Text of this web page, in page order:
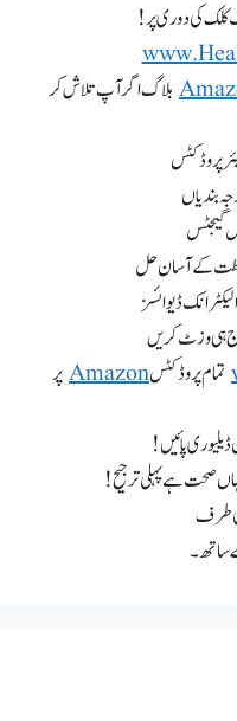
کی دوری پر!
بلاگ اگر آپ تلاش کر
پروڈکٹس
بندیاں
گیجٹس
کے آسان حل
ڈیوائسز
ہی وزٹ کریں
تمام پروڈکٹسAmazonپر
پائیں!
ہے پہلی ترجیح!
طرف
ساتھ۔